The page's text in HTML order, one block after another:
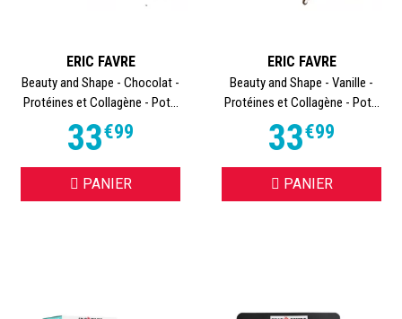
ERIC FAVRE
Beauty and Shape - Chocolat -
Protéines et Collagène - Pot...
33€99
PANIER
ERIC FAVRE
Beauty and Shape - Vanille -
Protéines et Collagène - Pot...
33€99
PANIER